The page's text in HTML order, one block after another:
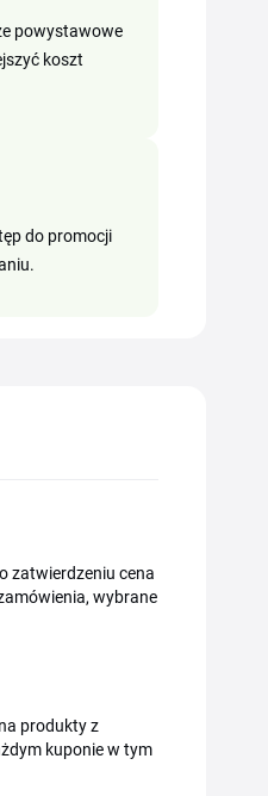
powystawowe
koszt
do promocji
zatwierdzeniu cena
wybrane
produkty z
kuponie w tym